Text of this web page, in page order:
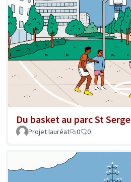
Du basket au parc St Serge
Projet lauréat 0 0